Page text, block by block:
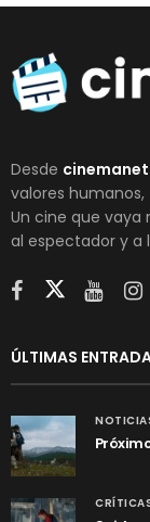
Desde cinemanet
valores
Un cine que
al espectador y a
ÚLTIMAS